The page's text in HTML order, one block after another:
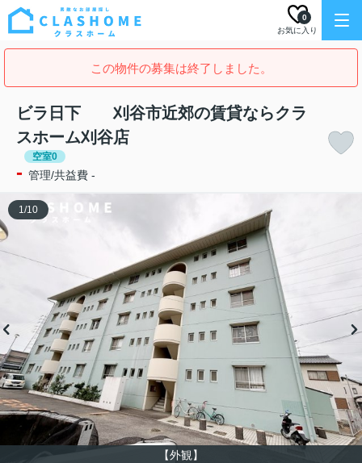
お気に入り
0
この物件の募集は終了しました。
ビラ日下 刈谷市近郊の賃貸ならクラ
スホーム刈谷店
空室0
- 管理/共益費 -
【外観】
1/10